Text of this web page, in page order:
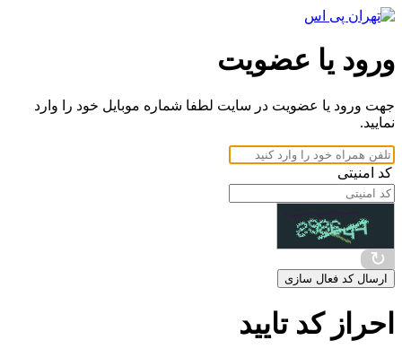
ورود یا عضویت
جهت ورود یا عضویت در سایت لطفا شماره موبایل خود را وارد
نمایید.
کد امنیتی
↻
ارسال کد فعال سازی
احراز کد تایید